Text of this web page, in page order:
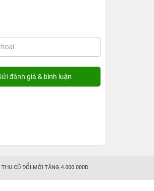
THU CŨ ĐỔI MỚI TẶNG 4.000.000Đ